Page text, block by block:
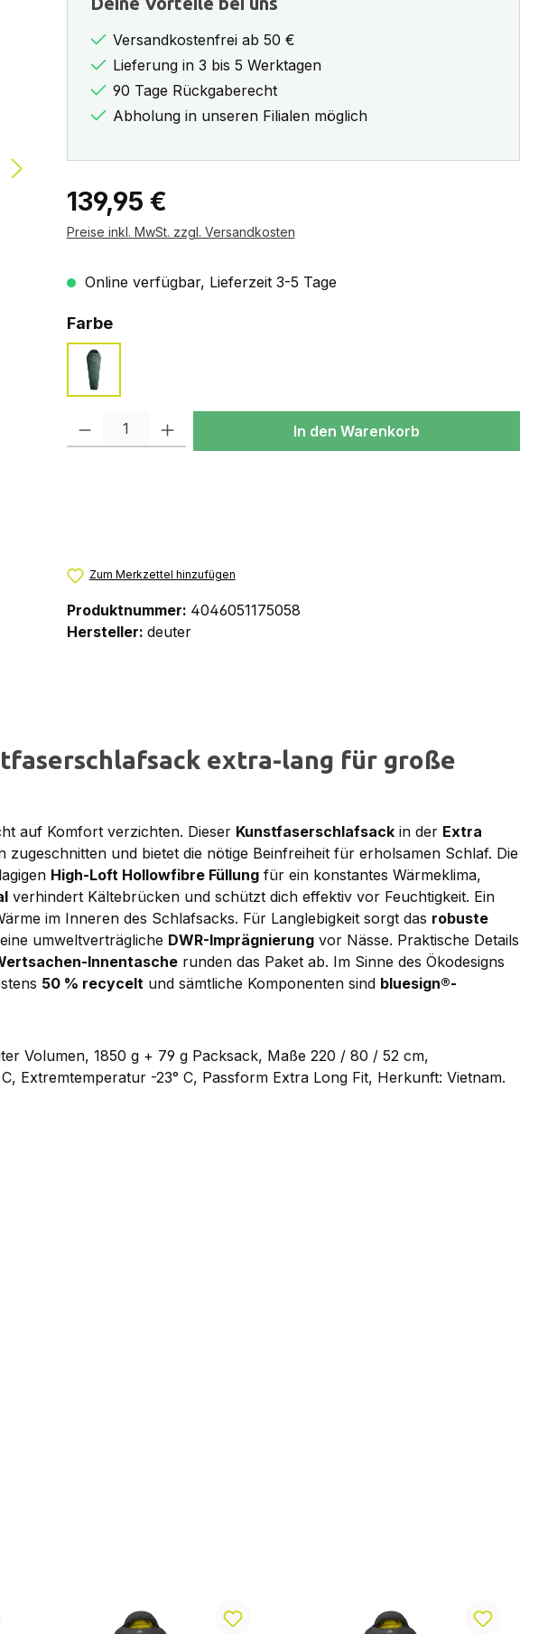
Versandkostenfrei ab 50 €
Lieferung in 3 bis 5 Werktagen
90 Tage Rückgaberecht
Abholung in unseren Filialen möglich
Regulärer Preis:
139,95 €
Preise inkl. MwSt. zzgl. Versandkosten
Online verfügbar, Lieferzeit 3-5 Tage
Farbeauswählen
ivy-ink
Produkt Anzahl: Gib den gewünschten Wert ein oder benutze die Schaltflächen
In den Warenkorb
Zum Merkzettel hinzufügen
Produktnummer: 4046051175058
Hersteller: deuter
extra-lang für große
auf Komfort verzichten. Dieser Kunstfaserschlafsack in der Extra
und bietet die nötige Beinfreiheit für erholsamen Schlaf. Die
High-Loft Hollowfibre Füllung für ein konstantes Wärmeklima,
verhindert Kältebrücken und schützt dich effektiv vor Feuchtigkeit. Ein
im Inneren des Schlafsacks. Für Langlebigkeit sorgt das robuste
umweltverträgliche DWR-Imprägnierung vor Nässe. Praktische Details
Innentasche runden das Paket ab. Im Sinne des Ökodesigns
50 % recycelt und sämtliche Komponenten sind bluesign®-
Volumen, 1850 g + 79 g Packsack, Maße 220 / 80 / 52 cm,
Extremtemperatur -23° C, Passform Extra Long Fit, Herkunft: Vietnam.